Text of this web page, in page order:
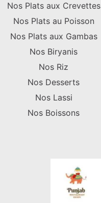
Nos Plats aux Crevettes
Nos Plats au Poisson
Nos Plats aux Gambas
Nos Biryanis
Nos Riz
Nos Desserts
Nos Lassi
Nos Boissons